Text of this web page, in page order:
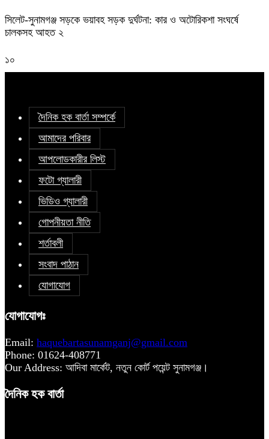
সিলেট-সুনামগঞ্জ সড়কে ভয়াবহ সড়ক দুর্ঘটনা: কার ও অটোরিকশা সংঘর্ষে
চালকসহ আহত ২
১০
দৈনিক হক বার্তা সম্পর্কে
আমাদের পরিবার
আপলোডকারীর লিস্ট
ফটো গ্যালারী
ভিডিও গ্যালারী
গোপনীয়তা নীতি
শর্তাবলী
সংবাদ পাঠান
যোগাযোগ
যোগাযোগঃ
Email: haquebartasunamganj@gmail.com
Phone: 01624-408771
Our Address: আদিবা মার্কেট, নতুন কোর্ট পয়েন্ট সুনামগঞ্জ।
দৈনিক হক বার্তা